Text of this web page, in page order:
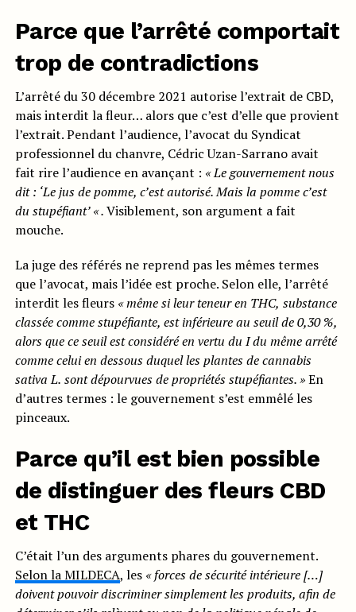
Parce que l’arrêté comportait
trop de contradictions
L’arrêté du 30 décembre 2021 autorise l’extrait de CBD,
mais interdit la fleur… alors que c’est d’elle que provient
l’extrait. Pendant l’audience, l’avocat du Syndicat
professionnel du chanvre, Cédric Uzan-Sarrano avait
fait rire l’audience en avançant : « Le gouvernement nous
dit : ‘Le jus de pomme, c’est autorisé. Mais la pomme c’est
du stupéfiant’ « .Visiblement, son argument a fait
mouche.
La juge des référés ne reprend pas les mêmes termes
que l’avocat, mais l’idée est proche. Selon elle, l’arrêté
interdit les fleurs «même si leur teneur en THC, substance
classée comme stupéfiante, est inférieure au seuil de 0,30%,
alors que ce seuil estconsidéréen vertu du Idu mêmearrêté
comme celui en dessous duquel les plantes de cannabis
sativa L. sont dépourvues de propriétés stupéfiantes. »En
d’autres termes : le gouvernement s’est emmêlé les
pinceaux.
Parce qu’il est bien possible
de distinguer des fleurs CBD
et THC
C’était l’un des arguments phares du gouvernement.
Selon la MILDECA, les « forces de sécurité intérieure […]
doivent pouvoir discriminer simplement les produits, afin de